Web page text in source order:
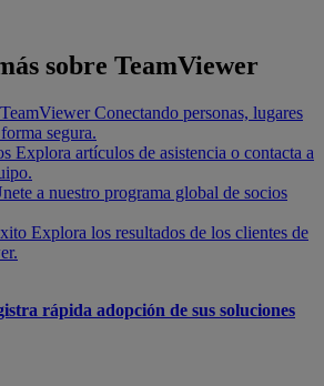
sobre TeamViewer
Conectando personas, lugares
segura.
Explora artículos de asistencia o contacta a
a nuestro programa global de socios
Explora los resultados de los clientes de
rápida adopción de sus soluciones